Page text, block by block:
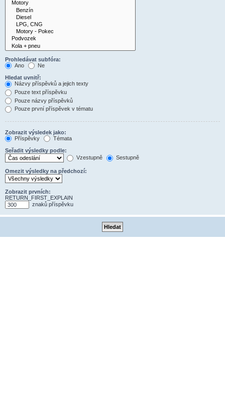
Prohledávat subfóra:
Ano
Ne
Hledat uvnitř:
Názvy příspěvků a jejich texty
Pouze text příspěvku
Pouze názvy příspěvků
Pouze první příspěvek v tématu
Zobrazit výsledek jako:
Příspěvky
Témata
Seřadit výsledky podle:
Vzestupně
Sestupně
Omezit výsledky na předchozí:
Zobrazit prvních:
RETURN_FIRST_EXPLAIN
znaků příspěvku